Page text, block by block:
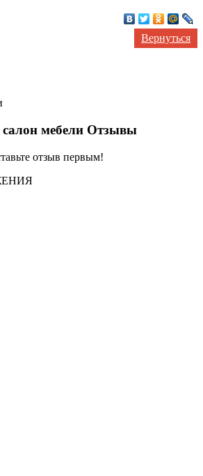
Вернуться
салон мебели Отзывы
отзыв первым!